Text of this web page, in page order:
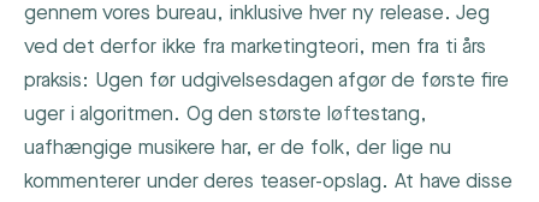
gennem vores bureau, inklusive hver ny release. Jeg
ved det derfor ikke fra marketingteori, men fra ti års
praksis: Ugen før udgivelsesdagen afgør de første fire
uger i algoritmen. Og den største løftestang,
uafhængige musikere har, er de folk, der lige nu
kommenterer under deres teaser-opslag. At have disse